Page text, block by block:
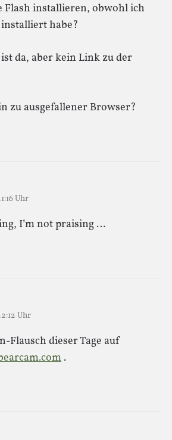
Flash installieren, obwohl ich
habe?
da, aber kein Link zu der
zu ausgefallener Browser?
Uhr
I’m not praising …
Uhr
Flausch dieser Tage auf
.